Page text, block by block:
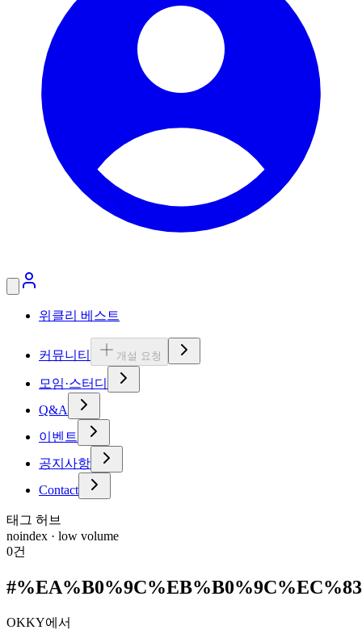
위클리 베스트
커뮤니티 개설 요청
모임·스터디
Q&A
이벤트
공지사항
Contact
태그 허브
noindex · low volume
0건
#
OKKY에서